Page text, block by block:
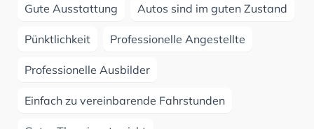
Gute Ausstattung Autos sind im guten Zustand
Pünktlichkeit Professionelle Angestellte
Professionelle Ausbilder
Einfach zu vereinbarende Fahrstunden